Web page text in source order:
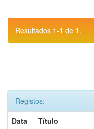
Resultados 1-1 de 1.
Registos:
Data
Título